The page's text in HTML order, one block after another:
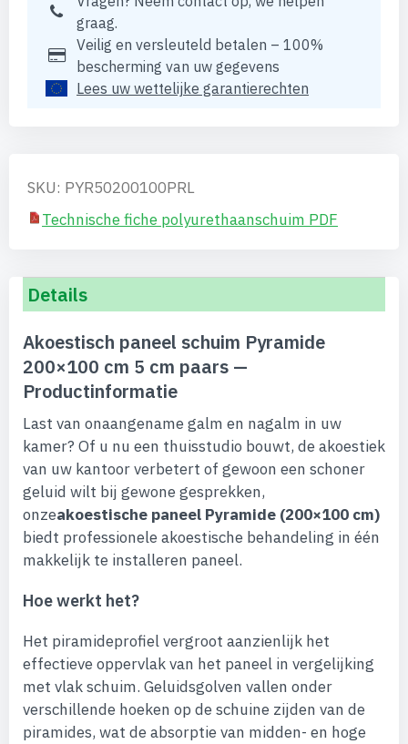
graag.
Veilig en versleuteld betalen – 100%
bescherming van uw gegevens
Lees uw wettelijke garantierechten
SKU: PYR50200100PRL
Technische fiche polyurethaanschuim PDF
Details
Akoestisch paneel schuim Pyramide
200×100 cm 5 cm paars —
Productinformatie
Last van onaangename galm en nagalm in uw
kamer? Of u nu een thuisstudio bouwt, de akoestiek
van uw kantoor verbetert of gewoon een schoner
geluid wilt bij gewone gesprekken,
onzeakoestische paneel Pyramide (200×100 cm)
biedt professionele akoestische behandeling in één
makkelijk te installeren paneel.
Hoe werkt het?
Het piramideprofiel vergroot aanzienlijk het
effectieve oppervlak van het paneel in vergelijking
met vlak schuim. Geluidsgolven vallen onder
verschillende hoeken op de schuine zijden van de
piramides, wat de absorptie van midden- en hoge